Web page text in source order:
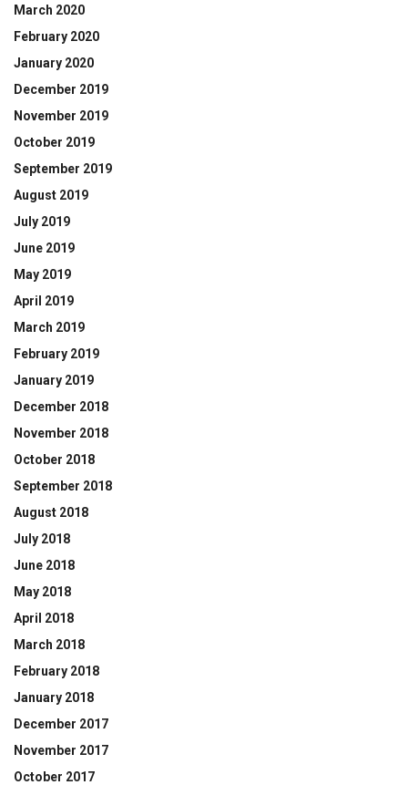
March 2020
February 2020
January 2020
December 2019
November 2019
October 2019
September 2019
August 2019
July 2019
June 2019
May 2019
April 2019
March 2019
February 2019
January 2019
December 2018
November 2018
October 2018
September 2018
August 2018
July 2018
June 2018
May 2018
April 2018
March 2018
February 2018
January 2018
December 2017
November 2017
October 2017